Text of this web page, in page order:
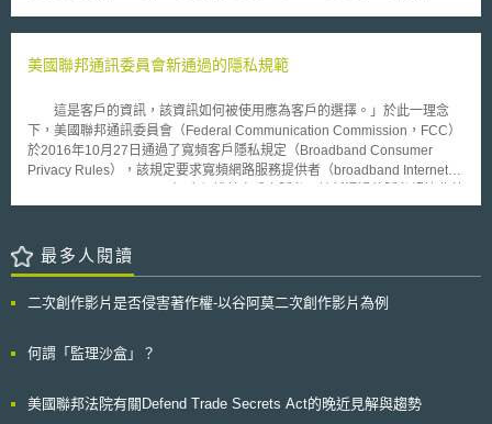
此等做法雖有助於阻詐，惟因涉及個人資料存取，故須符合《歐盟一般資料
提醒銀行蒐集通話資訊須取得使用者明確同意，不能僅依賴行動裝置的「電
增收款人、大額轉帳、或轉帳至高風險國家等異常活動操作中才能要求同
意，並須提供網站、電話或分行等替代辦理方式。又相關權限請求應在交易
操作過程中提出，而非在應用程式安裝時統一要求，安裝前亦應向使用者充
分說明。若使用者不同意，仍必須使其能正常查詢帳戶資訊。 此外，在資
料處理上須遵循資料最小化原則，僅得蒐集是否進行通話及通話時長之資
利用應用程式進行通話偵測，CNIL建議銀行尚應搭配其他措施，例如在應
用程式內定期推送防詐提醒、舉辦宣導活動，或在確認付款時詢問客戶是否
正與自稱是「銀行顧問」之人通話。若銀行欲透過應用程式偵測通話狀態來
美國聯邦通訊委員會新通過的隱私規範
這是客戶的資訊，該資訊如何被使用應為客戶的選擇。」於此一理念
下，美國聯邦通訊委員會（Federal Communication Commission，FCC）
於2016年10月27日通過了寬頻客戶隱私規定（Broadband Consumer
Privacy Rules），該規定要求寬頻網路服務提供者（broadband Internet
止使用及分享客戶的資訊，而係給予客戶有更多的選擇去決定自身的資訊該
供者及其他電信營運商，例如Comcast、Verizon、AT&T等。規範對象未包
含聯邦貿易委員會（Federal Trade Commission，FTC）所管轄的隱私保
Facebook、Amazon等。亦未規範寬頻網路服務提供者營運的社交媒體網
用及分享的資訊分為三類，建立客戶同意要件，分類如下。 （一）敏感性
全碼、網站瀏覽紀錄、app使用紀錄及通訊內容。 （二）非敏感性資訊，例
最多人閱讀
二次創作影片是否侵害著作權-以谷阿莫二次創作影片為例
何謂「監理沙盒」？
美國聯邦法院有關Defend Trade Secrets Act的晚近見解與趨勢